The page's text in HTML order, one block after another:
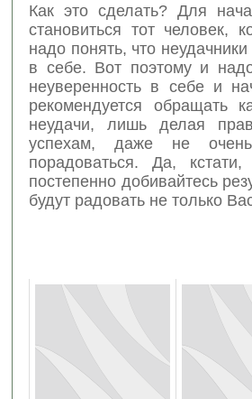
Как это сделать? Для
становиться тот человек,
надо понять, что
в себе. Вот поэтому и
неуверенность в себе и
рекомендуется обращать
неудачи, лишь делая
успехам, даже не
порадоваться. Да,
постепенно добивайтесь
будут радовать не только